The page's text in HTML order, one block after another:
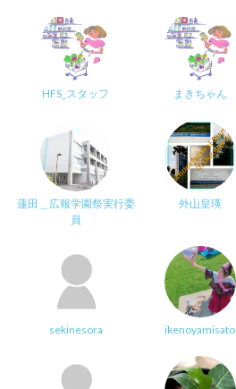
HFS_スタッフ まきちゃん
蓮田＿広報学園祭実行委
員
外山皇瑛
sekinesora ikenoyamisato